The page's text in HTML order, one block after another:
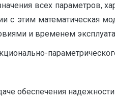
всех параметров,
с этим математическая
и временем
обеспечения